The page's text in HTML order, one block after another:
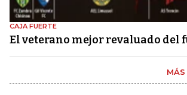
CAJA FUERTE
El veterano mejor revaluado del
MÁS